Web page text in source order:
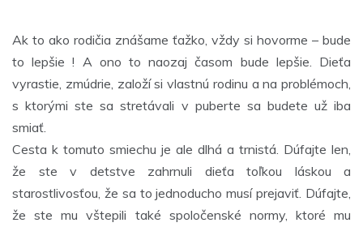
Ak to ako rodičia znášame ťažko, vždy si hovorme – bude
to lepšie ! A ono to naozaj časom bude lepšie. Dieťa
vyrastie, zmúdrie, založí si vlastnú rodinu a na problémoch,
s ktorými ste sa stretávali v puberte sa budete už iba
smiať.
Cesta k tomuto smiechu je ale dlhá a trnistá. Dúfajte len,
že ste v detstve zahrnuli dieťa toľkou láskou a
starostlivosťou, že sa to jednoducho musí prejaviť. Dúfajte,
že ste mu vštepili také spoločenské normy, ktoré mu